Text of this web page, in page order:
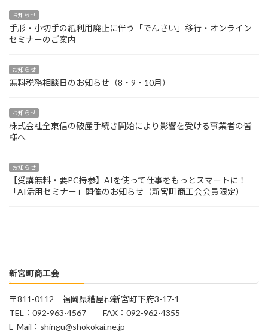
お知らせ
手形・小切手の紙利用廃止に伴う「でんさい」移行・オンライン
セミナーのご案内
お知らせ
無料税務相談日のお知らせ（8・9・10月）
お知らせ
株式会社全東信の破産手続き開始により影響を受ける事業者の皆
様へ
お知らせ
【受講無料・要PC持参】AIを使って仕事をもっとスマートに！
「AI活用セミナー」開催のお知らせ（新宮町商工会会員限定）
新宮町商工会
〒811-0112 福岡県糟屋郡新宮町下府3-17-1
TEL：092-963-4567 FAX：092-962-4355
E-Mail：shingu@shokokai.ne.jp